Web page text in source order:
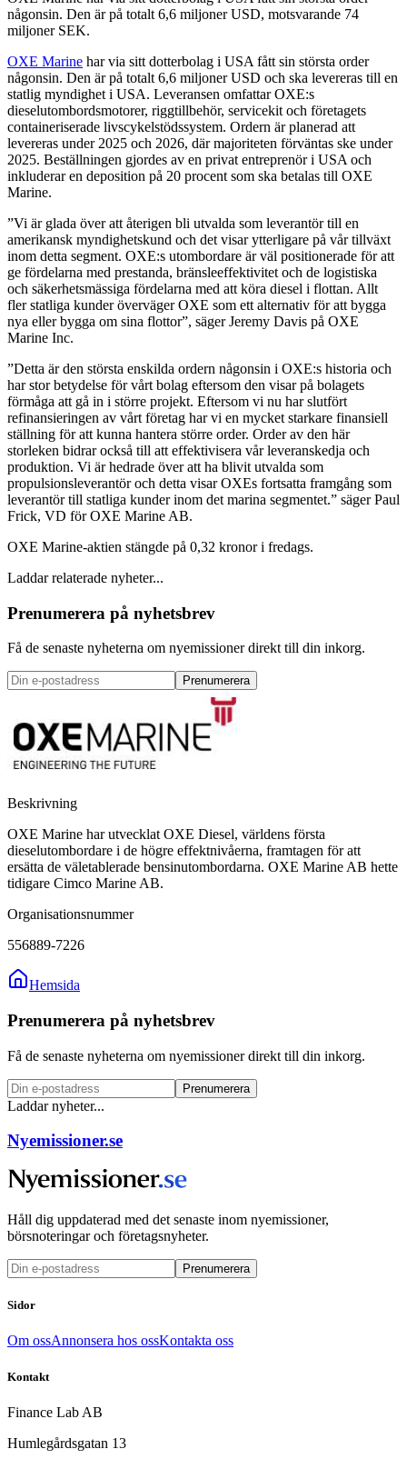
någonsin. Den är på totalt 6,6 miljoner USD, motsvarande 74
miljoner SEK.
OXE Marine har via sitt dotterbolag i USA fått sin största order
någonsin. Den är på totalt 6,6 miljoner USD och ska levereras till en
statlig myndighet i USA. Leveransen omfattar OXE:s
dieselutombordsmotorer, riggtillbehör, servicekit och företagets
containeriserade livscykelstödssystem. Ordern är planerad att
levereras under 2025 och 2026, där majoriteten förväntas ske under
2025. Beställningen gjordes av en privat entreprenör i USA och
inkluderar en deposition på 20 procent som ska betalas till OXE
Marine.
”Vi är glada över att återigen bli utvalda som leverantör till en
amerikansk myndighetskund och det visar ytterligare på vår tillväxt
inom detta segment. OXE:s utombordare är väl positionerade för att
ge fördelarna med prestanda, bränsleeffektivitet och de logistiska
och säkerhetsmässiga fördelarna med att köra diesel i flottan. Allt
fler statliga kunder överväger OXE som ett alternativ för att bygga
nya eller bygga om sina flottor”, säger Jeremy Davis på OXE
Marine Inc.
”Detta är den största enskilda ordern någonsin i OXE:s historia och
har stor betydelse för vårt bolag eftersom den visar på bolagets
förmåga att gå in i större projekt. Eftersom vi nu har slutfört
refinansieringen av vårt företag har vi en mycket starkare finansiell
ställning för att kunna hantera större order. Order av den här
storleken bidrar också till att effektivisera vår leveranskedja och
produktion. Vi är hedrade över att ha blivit utvalda som
propulsionsleverantör och detta visar OXEs fortsatta framgång som
leverantör till statliga kunder inom det marina segmentet.” säger Paul
Frick, VD för OXE Marine AB.
OXE Marine-aktien stängde på 0,32 kronor i fredags.
Laddar relaterade nyheter...
Prenumerera på nyhetsbrev
Få de senaste nyheterna om nyemissioner direkt till din inkorg.
Prenumerera
Beskrivning
OXE Marine har utvecklat OXE Diesel, världens första
dieselutombordare i de högre effektnivåerna, framtagen för att
ersätta de väletablerade bensinutombordarna. OXE Marine AB hette
tidigare Cimco Marine AB.
Organisationsnummer
556889-7226
Hemsida
Prenumerera på nyhetsbrev
Få de senaste nyheterna om nyemissioner direkt till din inkorg.
Prenumerera
Laddar nyheter...
Nyemissioner.se
Håll dig uppdaterad med det senaste inom nyemissioner,
börsnoteringar och företagsnyheter.
Prenumerera
Sidor
Om ossAnnonsera hos ossKontakta oss
Kontakt
Finance Lab AB
Humlegårdsgatan 13